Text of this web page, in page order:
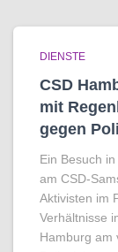
DIENSTE
CSD
mit
gegen
Ein Besuch
am CSD-
Aktivisten im
Verhältnisse
Hamburg am